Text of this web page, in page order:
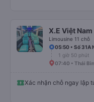
X.E Việt Nam
Limousine 11 chỗ
05:50 • Số 31A
1 giờ 50 phút
07:40 • Thái
Xác nhận chỗ ngay lập